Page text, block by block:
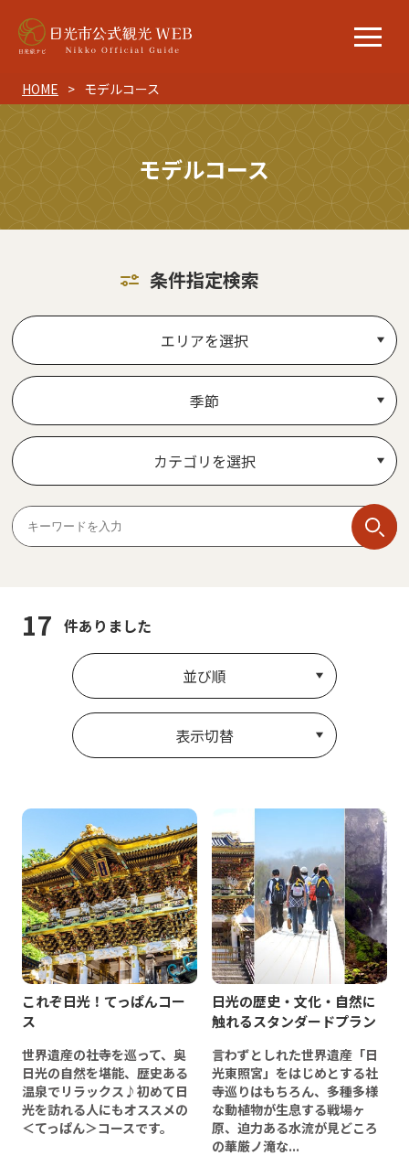
HOME モデルコース
モデルコース
条件指定検索
エリアを選択
季節
カテゴリを選択
17 件ありました
並び順
表示切替
これぞ日光！てっぱんコー
ス
世界遺産の社寺を巡って、奥
日光の自然を堪能、歴史ある
温泉でリラックス♪初めて日
光を訪れる人にもオススメの
＜てっぱん＞コースです。
日光の歴史・文化・自然に
触れるスタンダードプラン
言わずとしれた世界遺産「日
光東照宮」をはじめとする社
寺巡りはもちろん、多種多様
な動植物が生息する戦場ヶ
原、迫力ある水流が見どころ
の華厳ノ滝な...